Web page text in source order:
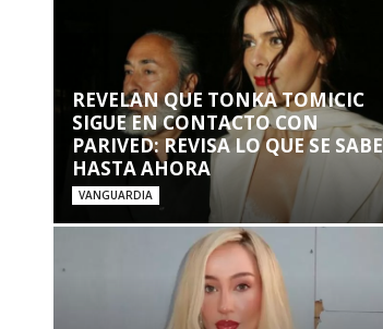
REVELAN QUE TONKA TOMICIC
SIGUE EN CONTACTO CON
PARIVED: REVISA LO QUE SE SABE
HASTA AHORA
VANGUARDIA